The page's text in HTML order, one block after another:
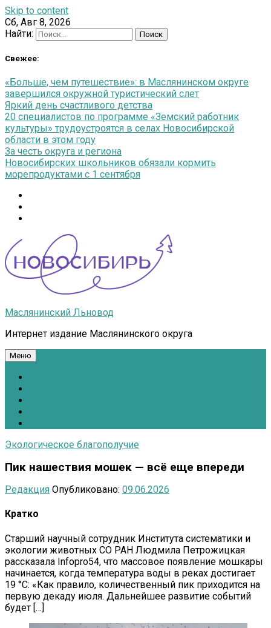
Skip to content
Сб, Авг 8, 2026
Найти:
Свежее:
«Больше, чем путешествие»: в Маслянинском округе
завершился окружной туристический слет
Яркий день счастливого детства
20 специалистов по программе «Земский работник
культуры» трудоустроятся в селах Новосибирской
области в этом году
За честь округа и региона
Новосибирских школьников обязали кормить
морепродуктами с 1 сентября
Маслянинский Льновод
Интернет издание Маслянинского округа
Меню
Экологическое благополучие
Пик нашествия мошек — всё еще впереди
Редакция Опубликовано: 09.06.2026
Кратко
Старший научный сотрудник Института систематики и
экологии животных СО РАН Людмила Петрожицкая
рассказала Infopro54, что массовое появление мошкары
начинается, когда температура воды в реках достигает
19 °C: «Как правило, количественный пик приходится на
первую декаду июля. Дальнейшее развитие событий
будет […]